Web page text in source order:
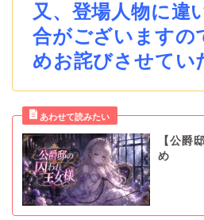
又、登場人物に違
合がございますの
めお詫びさせてい
【公爵
め